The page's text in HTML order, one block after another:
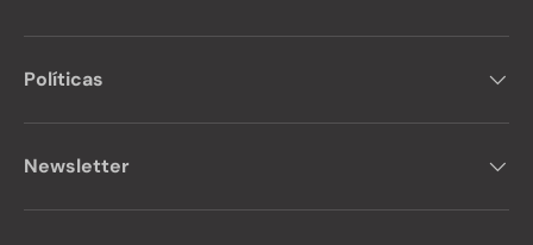
Políticas
Newsletter